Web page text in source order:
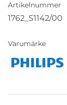
Artikelnummer
1762_S1142/00
Varumärke